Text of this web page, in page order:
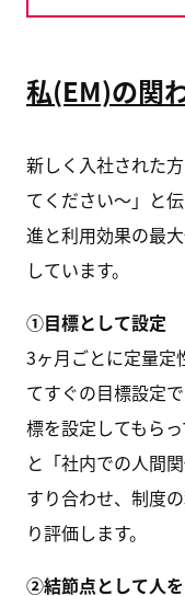
私(EM)の関
新しく入社された
てください〜」と
進と利用効果の最
しています。
①目標として設定
3ヶ月ごとに定量定
てすぐの目標設定
標を設定してもら
と「社内での人間
すり合わせ、制度
り評価します。
②結節点として人